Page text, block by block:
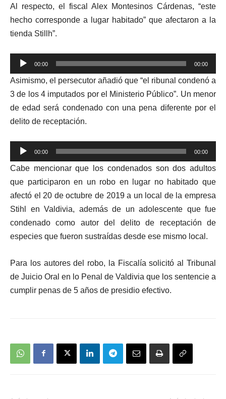
Al respecto, el fiscal Alex Montesinos Cárdenas, “este
hecho corresponde a lugar habitado” que afectaron a la
tienda Stillh”.
Reproductor
de
audio
00:00 00:00
Asimismo, el persecutor añadió que “el ribunal condenó a
3 de los 4 imputados por el Ministerio Público”. Un menor
de edad será condenado con una pena diferente por el
delito de receptación.
Reproductor
de
audio
00:00 00:00
Cabe mencionar que los condenados son dos adultos
que participaron en un robo en lugar no habitado que
afectó el 20 de octubre de 2019 a un local de la empresa
Stihl en Valdivia, además de un adolescente que fue
condenado como autor del delito de receptación de
especies que fueron sustraídas desde ese mismo local.
Para los autores del robo, la Fiscalía solicitó al Tribunal
de Juicio Oral en lo Penal de Valdivia que los sentencie a
cumplir penas de 5 años de presidio efectivo.